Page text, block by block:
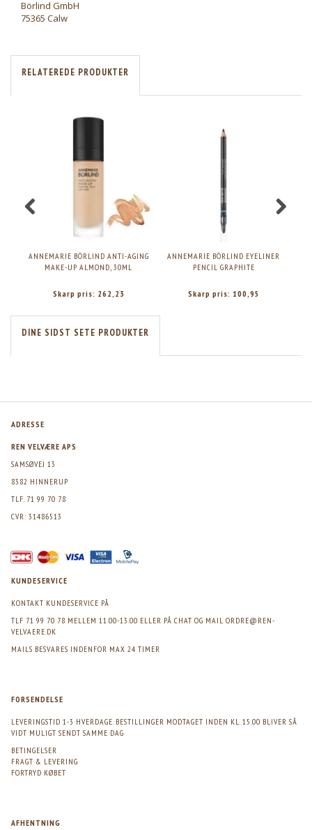
Börlind GmbH
75365 Calw
RELATEREDE PRODUKTER
ANNEMARIE BÖRLIND ANTI-AGING
MAKE-UP ALMOND, 30ML
Skarp pris: 262,23
ANNEMARIE BÖRLIND EYELINER
PENCIL GRAPHITE
Skarp pris: 100,95
DINE SIDST SETE PRODUKTER
ADRESSE
REN VELVÆRE APS
SAMSØVEJ 13
8382 HINNERUP
TLF. 71 99 70 78
CVR: 31486513
KUNDESERVICE
KONTAKT KUNDESERVICE PÅ
TLF 71 99 70 78 MELLEM 11.00-13.00 ELLER PÅ CHAT OG MAIL ORDRE@REN-
VELVAERE.DK
MAILS BESVARES INDENFOR MAX 24 TIMER
FORSENDELSE
LEVERINGSTID 1-3 HVERDAGE. BESTILLINGER MODTAGET INDEN KL. 15.00 BLIVER SÅ
VIDT MULIGT SENDT SAMME DAG
BETINGELSER
FRAGT & LEVERING
FORTRYD KØBET
AFHENTNING